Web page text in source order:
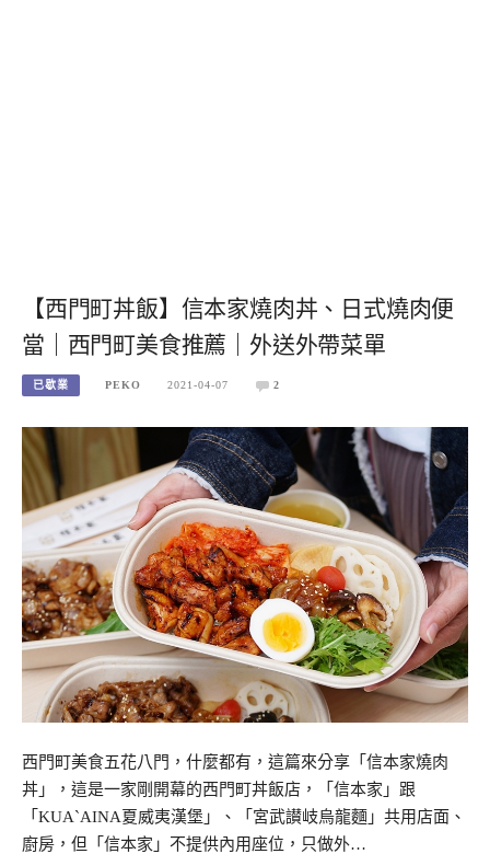
【西門町丼飯】信本家燒肉丼、日式燒肉便
當｜西門町美食推薦｜外送外帶菜單
已歇業 PEKO 2021-04-07 2
西門町美食五花八門，什麼都有，這篇來分享「信本家燒肉
丼」，這是一家剛開幕的西門町丼飯店，「信本家」跟
「KUA`AINA夏威夷漢堡」、「宮武讃岐烏龍麵」共用店面、
廚房，但「信本家」不提供內用座位，只做外…